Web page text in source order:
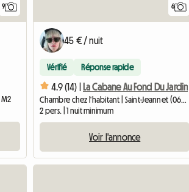
9 6
45 € / nuit
Vérifié Réponse rapide
4.9 (14) | La Cabane Au Fond Du Jardin
Chambre chez l'habitant | Saint-Jeannet (06640) | 16 M2
2 pers. | 1 nuit minimum
Voir l'annonce